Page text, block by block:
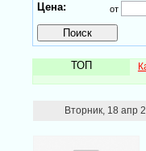
Цена: от
ТОП
Вторник, 18 апр